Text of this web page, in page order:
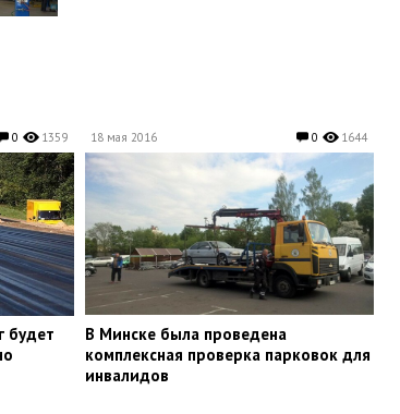
0 1359
будет
18 мая 2016 0 1644
​В Минске была проведена
комплексная проверка парковок для
инвалидов